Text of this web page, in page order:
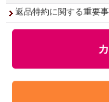
返品特約に関する重要